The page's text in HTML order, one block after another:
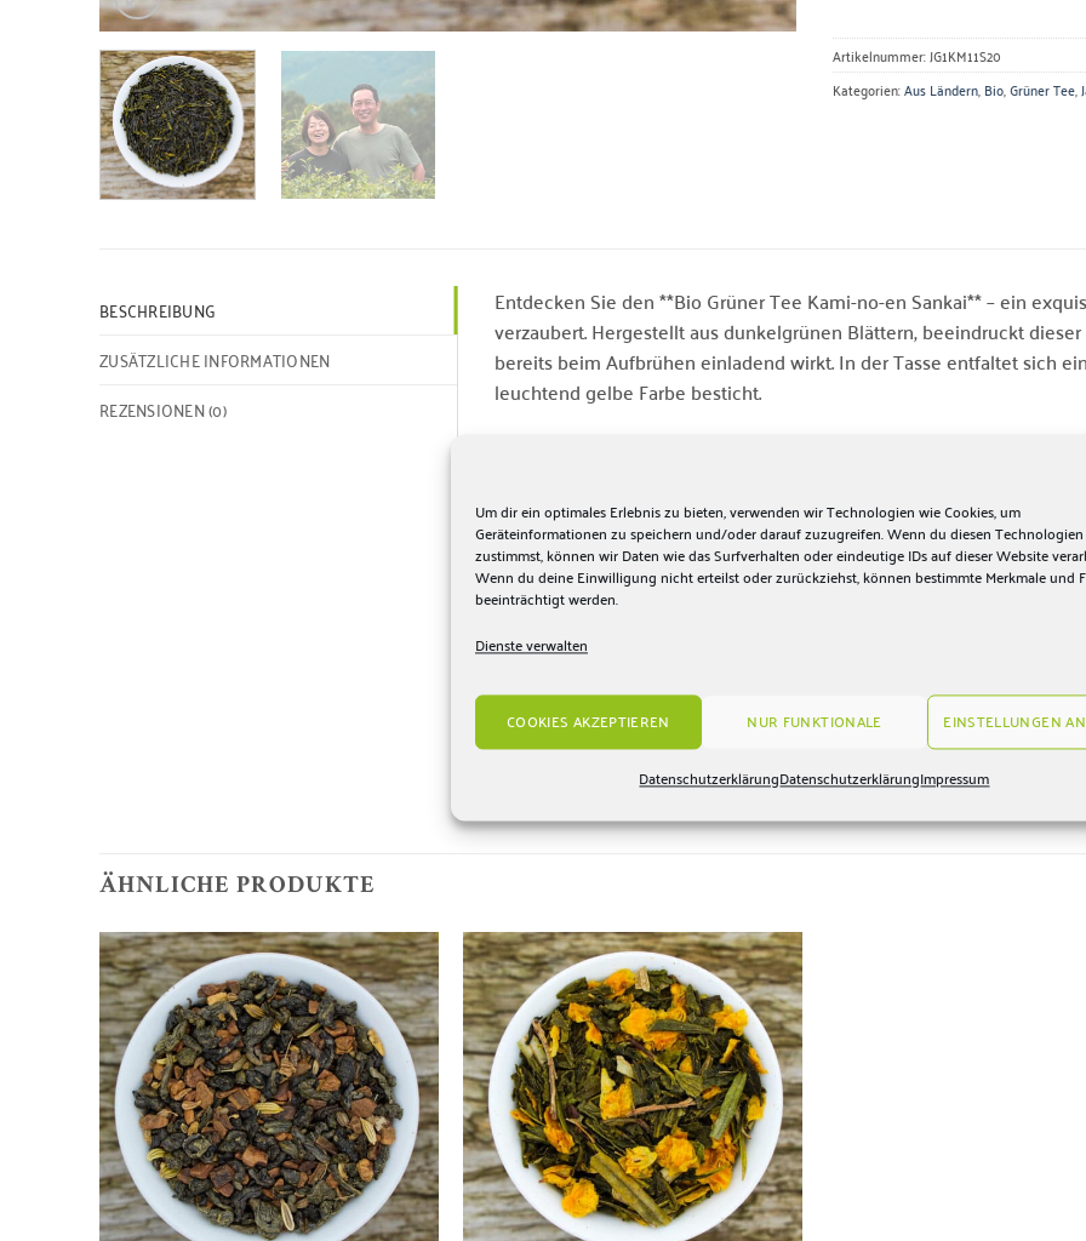
Um dir ein optimales Erlebnis zu bieten, verwenden wir Technologien wie Cookies, um
Geräteinformationen zu speichern und/oder darauf zuzugreifen. Wenn du diesen Technologien
zustimmst, können wir Daten wie das Surfverhalten oder eindeutige IDs auf dieser Website
Wenn du deine Einwilligung nicht erteilst oder zurückziehst, können bestimmte Merkmale und
beeinträchtigt werden.
Dienste verwalten
COOKIES AKZEPTIEREN NUR FUNKTIONALE EINSTELLUNGEN
DatenschutzerklärungDatenschutzerklärungImpressum
Artikelnummer:JG1KM11S20
Kategorien:Aus Ländern,Bio,Grüner Tee,
BESCHREIBUNG
ZUSÄTZLICHE INFORMATIONEN
REZENSIONEN (0)
Entdecken Sie den **Bio Grüner Tee Kami-no-en Sankai** – ein
verzaubert. Hergestellt aus dunkelgrünen Blättern, beeindruckt
bereits beim Aufbrühen einladend wirkt. In der Tasse entfaltet sich
leuchtend gelbe Farbe besticht.
Der Geschmack ist kräftig und leicht herb, mit einem angenehmen,
wieder Lust auf einen weiteren Schluck macht. Dieser hochwertige
Kami-no-En in der malerischen Präfektur Miyazaki auf der südlichen
Gegründet von Naoki Kamimizu im Jahr 2009, wird der Garten mit
seiner Familie bewirtschaftet. Genießen Sie diesen **Bio Grüner
Teekultur in Ihr Zuhause. Ideal für alle Teeliebhaber, die Wert auf
in das aromatische Erlebnis des **Bio Grünen Tees aus Japan** und
ÄHNLICHE PRODUKTE
Zur
Wunschliste
hinzufügen
Zur
Wunschliste
hinzufügen